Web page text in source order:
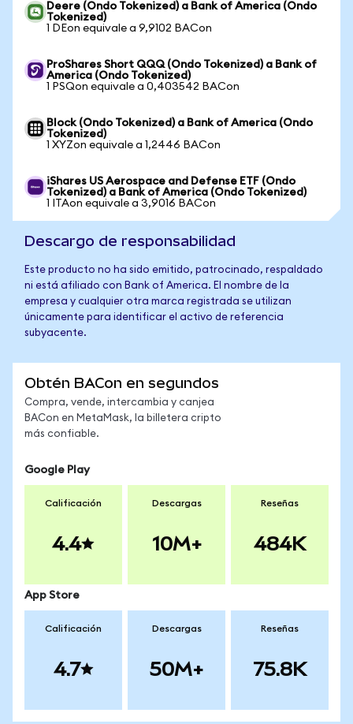
Deere (Ondo Tokenized) a Bank of America (Ondo
Tokenized)
1 DEon equivale a 9,9102 BACon
ProShares Short QQQ (Ondo Tokenized) a Bank of
America (Ondo Tokenized)
1 PSQon equivale a 0,403542 BACon
Block (Ondo Tokenized) a Bank of America (Ondo
Tokenized)
1 XYZon equivale a 1,2446 BACon
iShares US Aerospace and Defense ETF (Ondo
Tokenized) a Bank of America (Ondo Tokenized)
1 ITAon equivale a 3,9016 BACon
Descargo de responsabilidad
Este producto no ha sido emitido, patrocinado, respaldado
ni está afiliado con Bank of America. El nombre de la
empresa y cualquier otra marca registrada se utilizan
únicamente para identificar el activo de referencia
subyacente.
Obtén BACon en segundos
Compra, vende, intercambia y canjea
BACon en MetaMask, la billetera cripto
más confiable.
Google Play
Calificación
4.4
Descargas
10M+
Reseñas
484K
App Store
Calificación
4.7
Descargas
50M+
Reseñas
75.8K